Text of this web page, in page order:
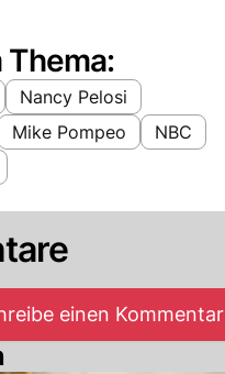
Thema:
Nancy Pelosi
Mike Pompeo
NBC
einen Kommentar